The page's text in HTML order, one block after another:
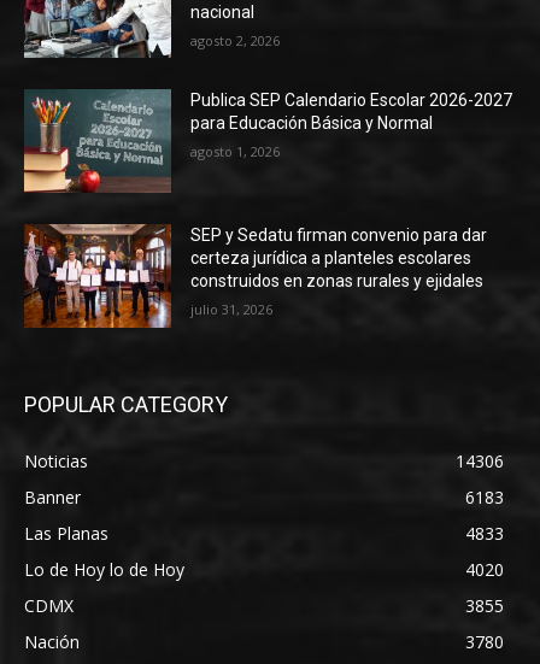
nacional
agosto 2, 2026
Publica SEP Calendario Escolar 2026-2027
para Educación Básica y Normal
agosto 1, 2026
SEP y Sedatu firman convenio para dar
certeza jurídica a planteles escolares
construidos en zonas rurales y ejidales
julio 31, 2026
POPULAR CATEGORY
Noticias
14306
Banner
6183
Las Planas
4833
Lo de Hoy lo de Hoy
4020
CDMX
3855
Nación
3780